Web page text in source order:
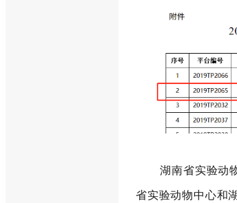
湖南省实验动
省实验动物中心和